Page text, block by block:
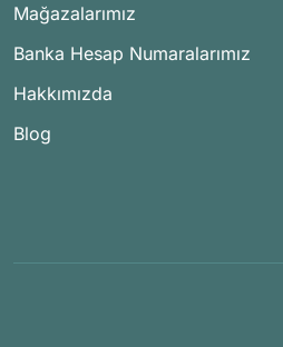
Mağazalarımız
Banka Hesap Numaralarımız
Hakkımızda
Blog